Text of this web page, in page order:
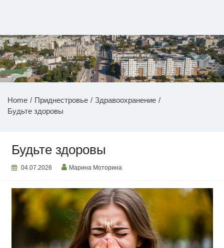
НОВОСТИ ПРИДНЕСТРОВЬЯ
Home Приднестровье
Здравоохранение
Будьте здоровы
Будьте здоровы
04.07.2026 Марина Моторина